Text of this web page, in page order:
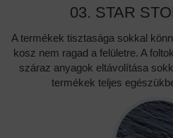
03. STAR
A termékek tisztasága sokkal
kosz nem ragad a felületre. A
száraz anyagok eltávolítása
termékek teljes